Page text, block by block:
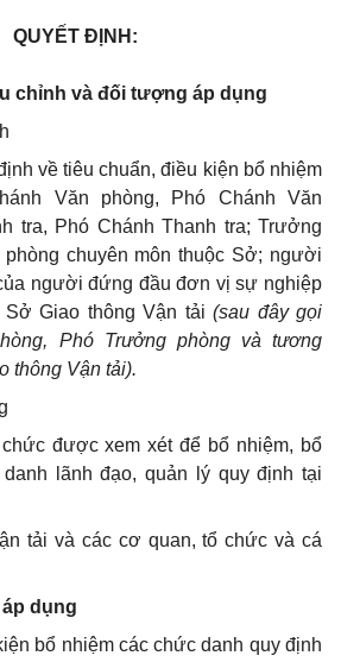
QUYẾT ĐỊNH:
chỉnh và đối tượng áp dụng
về tiêu chuẩn, điều kiện bổ nhiệm
Văn phòng, Phó Chánh Văn
tra, Phó Chánh Thanh tra; Trưởng
chuyên môn thuộc Sở; người
người đứng đầu đơn vị sự nghiệp
Sở Giao thông Vận tải(sau đây gọi
Phó Trưởng phòng và tương
thông Vận tải).
được xem xét để bổ nhiệm, bổ
lãnh đạo, quản lý quy định tại
tải và các cơ quan, tổ chức và cá
dụng
bổ nhiệm các chức danh quy định